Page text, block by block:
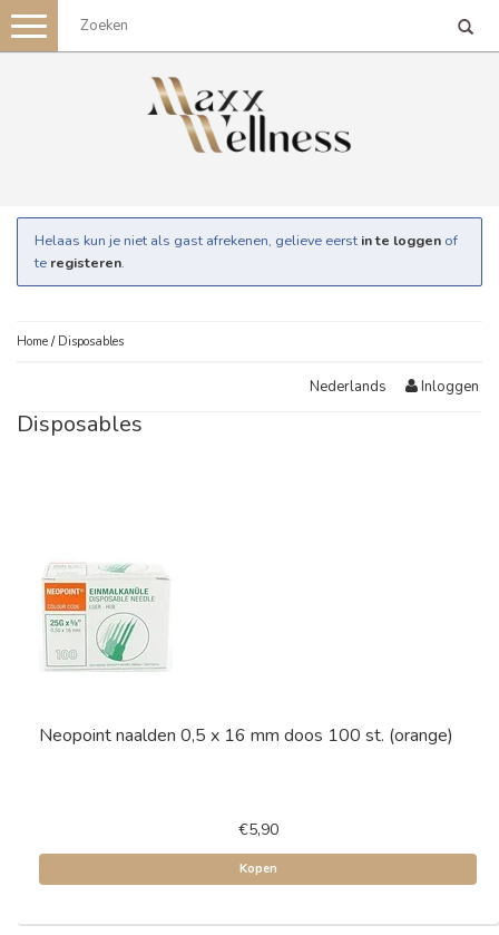
Toggle
navigation
Helaas kun je niet als gast afrekenen, gelieve eerst in te loggen of
te registeren.
Home / Disposables
Nederlands Inloggen
Disposables
Neopoint naalden 0,5 x 16 mm doos 100 st. (orange)
€5,90
Kopen